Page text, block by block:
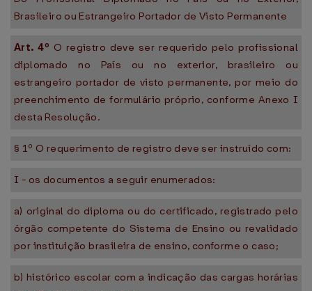
Brasileiro ou Estrangeiro Portador de Visto Permanente
Art. 4º O registro deve ser requerido pelo profissional
diplomado no País ou no exterior, brasileiro ou
estrangeiro portador de visto permanente, por meio do
preenchimento de formulário próprio, conforme Anexo I
desta Resolução.
§ 1º O requerimento de registro deve ser instruído com:
I - os documentos a seguir enumerados:
a) original do diploma ou do certificado, registrado pelo
órgão competente do Sistema de Ensino ou revalidado
por instituição brasileira de ensino, conforme o caso;
b) histórico escolar com a indicação das cargas horárias